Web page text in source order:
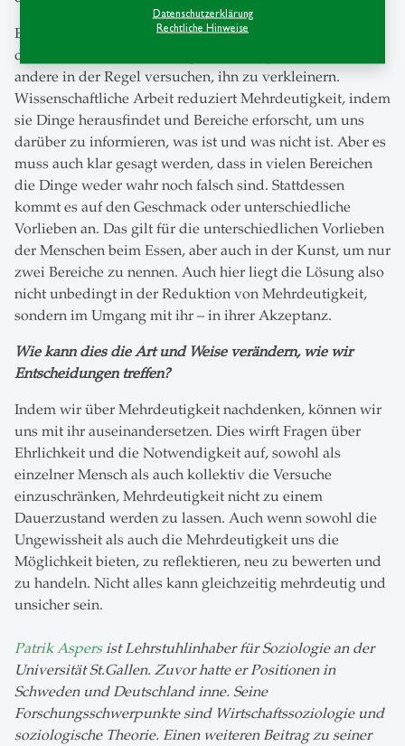
Datenschutzerklärung
Rechtliche Hinweise
Einige Akteure können ein starkes Interesse daran haben,
den Bereich der Mehrdeutigkeit zu vergrössern, während
andere in der Regel versuchen, ihn zu verkleinern.
Wissenschaftliche Arbeit reduziert Mehrdeutigkeit, indem
sie Dinge herausfindet und Bereiche erforscht, um uns
darüber zu informieren, was ist und was nicht ist. Aber es
muss auch klar gesagt werden, dass in vielen Bereichen
die Dinge weder wahr noch falsch sind. Stattdessen
kommt es auf den Geschmack oder unterschiedliche
Vorlieben an. Das gilt für die unterschiedlichen Vorlieben
der Menschen beim Essen, aber auch in der Kunst, um nur
zwei Bereiche zu nennen. Auch hier liegt die Lösung also
nicht unbedingt in der Reduktion von Mehrdeutigkeit,
sondern im Umgang mit ihr – in ihrer Akzeptanz.
Wie kann dies die Art und Weise verändern, wie wir
Entscheidungen treffen?
Indem wir über Mehrdeutigkeit nachdenken, können wir
uns mit ihr auseinandersetzen. Dies wirft Fragen über
Ehrlichkeit und die Notwendigkeit auf, sowohl als
einzelner Mensch als auch kollektiv die Versuche
einzuschränken, Mehrdeutigkeit nicht zu einem
Dauerzustand werden zu lassen. Auch wenn sowohl die
Ungewissheit als auch die Mehrdeutigkeit uns die
Möglichkeit bieten, zu reflektieren, neu zu bewerten und
zu handeln. Nicht alles kann gleichzeitig mehrdeutig und
unsicher sein.
Patrik Aspersist Lehrstuhlinhaber für Soziologie an der
Universität St.Gallen. Zuvor hatte er Positionen in
Schweden und Deutschland inne. Seine
Forschungsschwerpunkte sind Wirtschaftssoziologie und
soziologische Theorie. Einen weiteren Beitrag zu seiner